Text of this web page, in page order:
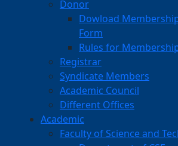
Donor
Dowload
Form
Rules for
Registrar
Syndicate Members
Academic Council
Different Offices
Academic
Faculty of Science and